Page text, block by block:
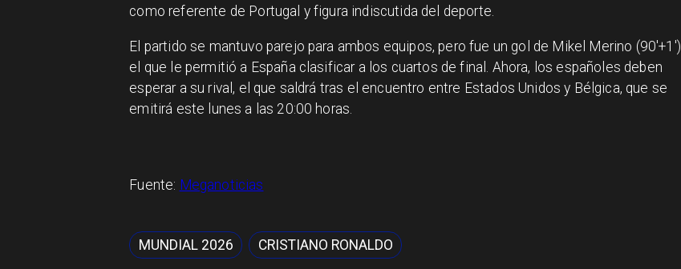
como referente de Portugal y figura indiscutida del deporte.
El partido se mantuvo parejo para ambos equipos, pero fue un gol de Mikel Merino (90'+1')
el que le permitió a España clasificar a los cuartos de final. Ahora, los españoles deben
esperar a su rival, el que saldrá tras el encuentro entre Estados Unidos y Bélgica, que se
emitirá este lunes a las 20:00 horas.
Fuente: Meganoticias
MUNDIAL 2026 CRISTIANO RONALDO